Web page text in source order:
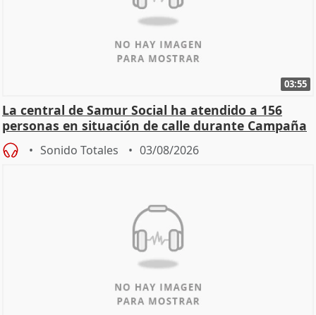
03:55
La central de Samur Social ha atendido a 156
personas en situación de calle durante Campaña
de Calor
Sonido Totales 03/08/2026